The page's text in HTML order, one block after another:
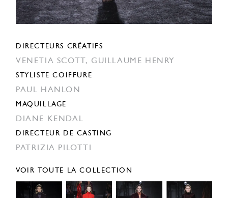
DIRECTEURS CRÉATIFS
VENETIA SCOTT, GUILLAUME HENRY
STYLISTE COIFFURE
PAUL HANLON
MAQUILLAGE
DIANE KENDAL
DIRECTEUR DE CASTING
PATRIZIA PILOTTI
VOIR TOUTE LA COLLECTION